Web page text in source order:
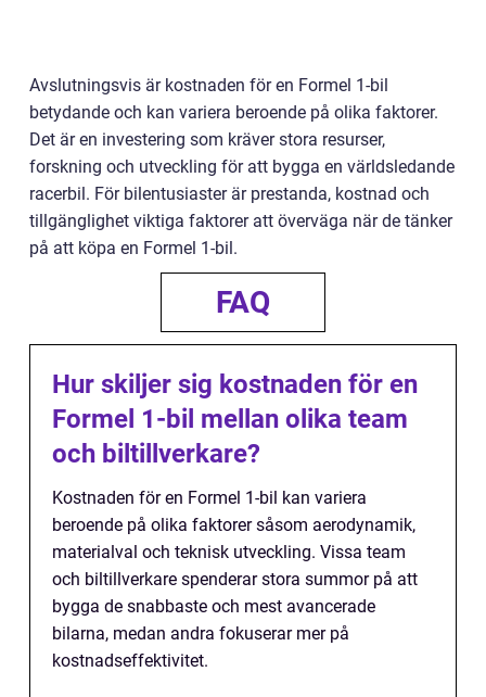
Avslutningsvis är kostnaden för en Formel 1-bil
betydande och kan variera beroende på olika faktorer.
Det är en investering som kräver stora resurser,
forskning och utveckling för att bygga en världsledande
racerbil. För bilentusiaster är prestanda, kostnad och
tillgänglighet viktiga faktorer att överväga när de tänker
på att köpa en Formel 1-bil.
FAQ
Hur skiljer sig kostnaden för en
Formel 1-bil mellan olika team
och biltillverkare?
Kostnaden för en Formel 1-bil kan variera
beroende på olika faktorer såsom aerodynamik,
materialval och teknisk utveckling. Vissa team
och biltillverkare spenderar stora summor på att
bygga de snabbaste och mest avancerade
bilarna, medan andra fokuserar mer på
kostnadseffektivitet.